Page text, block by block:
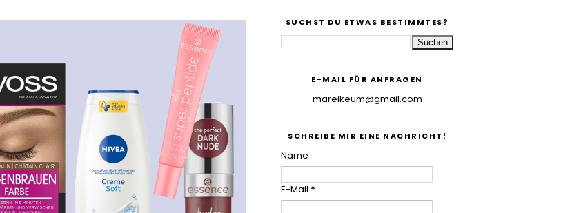
SUCHST DU ETWAS BESTIMMTES?
E-MAIL FÜR ANFRAGEN
mareikeum@gmail.com
SCHREIBE MIR EINE NACHRICHT!
Name
E-Mail *